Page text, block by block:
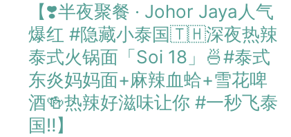
【❣️半夜聚餐 · Johor Jaya人气
爆红 #隐藏小泰国🇹🇭深夜热辣
泰式火锅面「Soi 18」🍜#泰式
东炎妈妈面+麻辣血蛤+雪花啤
酒🍻热辣好滋味让你 #一秒飞泰
国‼️】